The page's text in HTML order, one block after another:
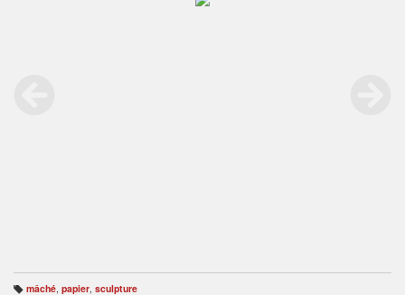
mâché, papier, sculpture